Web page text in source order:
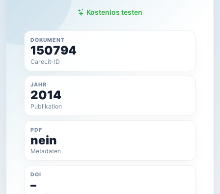
Kostenlos testen
DOKUMENT
150794
CareLit-ID
JAHR
2014
Publikation
PDF
nein
Metadaten
DOI
–